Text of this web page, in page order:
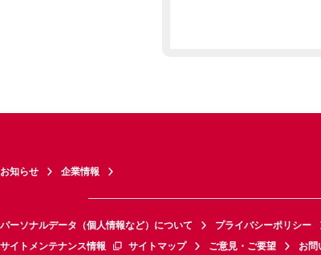
お知らせ 企業情報
パーソナルデータ（個人情報など）について プライバシーポリシー
サイトメンテナンス情報
サイトマップ ご意見・ご要望 お問